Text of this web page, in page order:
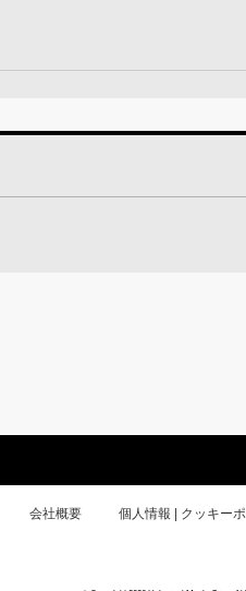
会社概要 個人情報 | クッキー